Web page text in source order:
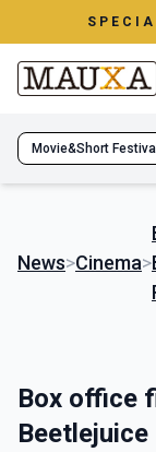
Movie&Short Festival
News>Cinema>
Box office